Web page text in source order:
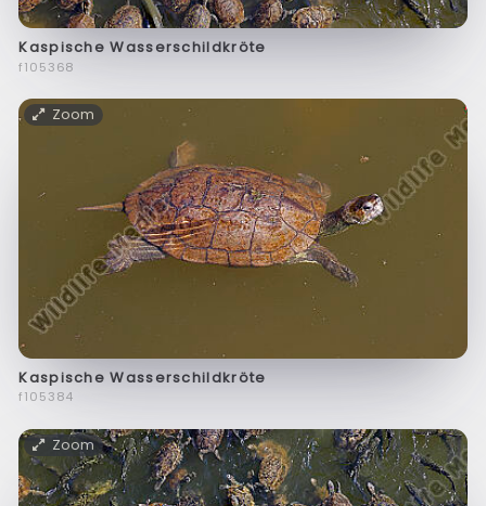
Kaspische Wasserschildkröte
f105368
Zoom
Kaspische Wasserschildkröte
f105384
Zoom